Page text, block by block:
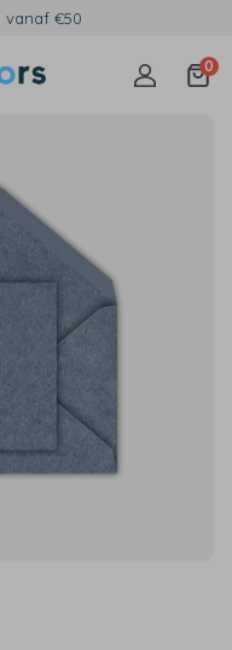
Met foto's, eigen tekst of print
0